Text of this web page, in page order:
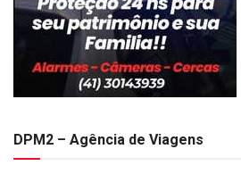
DPM2 – Agência de Viagens